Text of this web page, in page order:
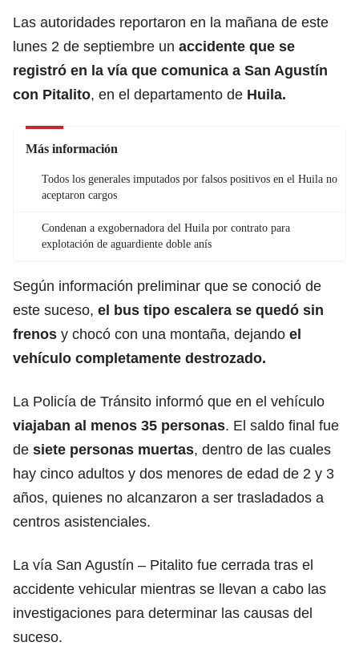
Las autoridades reportaron en la mañana de este
lunes 2 de septiembre un accidente que se
registró en la vía que comunica a San Agustín
con Pitalito, en el departamento de Huila.
Más información
Todos los generales imputados por falsos positivos en el Huila no
aceptaron cargos
Condenan a exgobernadora del Huila por contrato para
explotación de aguardiente doble anís
Según información preliminar que se conoció de
este suceso, el bus tipo escalera se quedó sin
frenos y chocó con una montaña, dejando el
vehículo completamente destrozado.
La Policía de Tránsito informó que en el vehículo
viajaban al menos 35 personas. El saldo final fue
de siete personas muertas, dentro de las cuales
hay cinco adultos y dos menores de edad de 2 y 3
años, quienes no alcanzaron a ser trasladados a
centros asistenciales.
La vía San Agustín – Pitalito fue cerrada tras el
accidente vehicular mientras se llevan a cabo las
investigaciones para determinar las causas del
suceso.